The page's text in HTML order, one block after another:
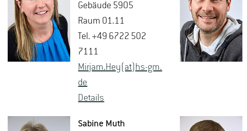
Ge­bäu­de 5905
Raum 01.11
Tel. +49 6722 502
7111
Mir­jam.Hey(at)hs-​gm.​
de
De­tails
Sa­bi­ne Muth